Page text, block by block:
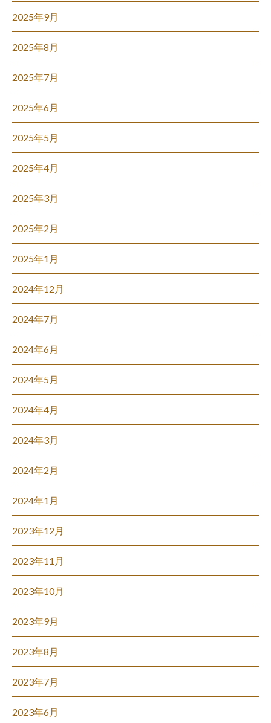
2025年9月
2025年8月
2025年7月
2025年6月
2025年5月
2025年4月
2025年3月
2025年2月
2025年1月
2024年12月
2024年7月
2024年6月
2024年5月
2024年4月
2024年3月
2024年2月
2024年1月
2023年12月
2023年11月
2023年10月
2023年9月
2023年8月
2023年7月
2023年6月